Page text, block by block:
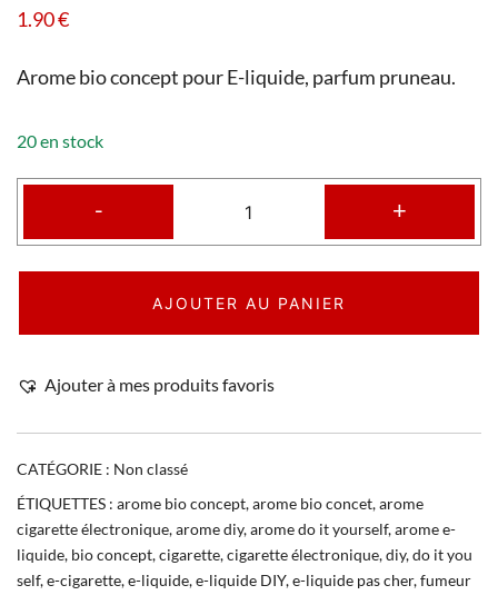
1.90€
Arome bio concept pour E-liquide, parfum pruneau.
20 en stock
- +
AJOUTER AU PANIER
Ajouter à mes produits favoris
CATÉGORIE : Non classé
ÉTIQUETTES : arome bio concept,arome bio concet,arome
cigarette électronique,arome diy,arome do it yourself,arome e-
liquide, bio concept,cigarette,cigarette électronique,diy,do it you
self,e-cigarette,e-liquide,e-liquide DIY,e-liquide pas cher,fumeur